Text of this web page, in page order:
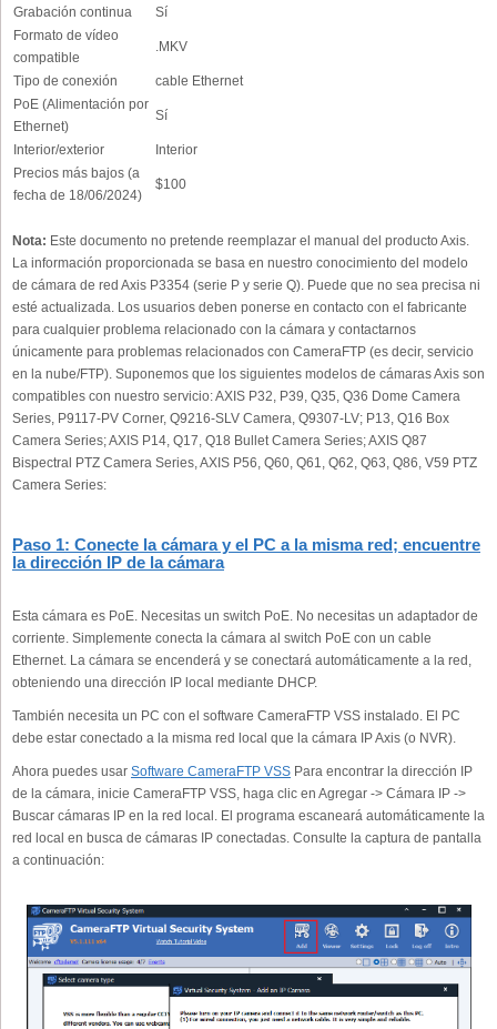
Grabación continua
Sí
Formato de vídeo
compatible
.MKV
Tipo de conexión
cable Ethernet
PoE (Alimentación por
Ethernet)
Sí
Interior/exterior
Interior
Precios más bajos (a
fecha de 18/06/2024)
$100
Nota: Este documento no pretende reemplazar el manual del producto Axis.
La información proporcionada se basa en nuestro conocimiento del modelo
de cámara de red Axis P3354 (serie P y serie Q). Puede que no sea precisa ni
esté actualizada. Los usuarios deben ponerse en contacto con el fabricante
para cualquier problema relacionado con la cámara y contactarnos
únicamente para problemas relacionados con CameraFTP (es decir, servicio
en la nube/FTP). Suponemos que los siguientes modelos de cámaras Axis son
compatibles con nuestro servicio: AXIS P32, P39, Q35, Q36 Dome Camera
Series, P9117-PV Corner, Q9216-SLV Camera, Q9307-LV; P13, Q16 Box
Camera Series; AXIS P14, Q17, Q18 Bullet Camera Series; AXIS Q87
Bispectral PTZ Camera Series, AXIS P56, Q60, Q61, Q62, Q63, Q86, V59 PTZ
Camera Series:
Paso 1: Conecte la cámara y el PC a la misma red; encuentre
la dirección IP de la cámara
Esta cámara es PoE. Necesitas un switch PoE. No necesitas un adaptador de
corriente. Simplemente conecta la cámara al switch PoE con un cable
Ethernet. La cámara se encenderá y se conectará automáticamente a la red,
obteniendo una dirección IP local mediante DHCP.
También necesita un PC con el software CameraFTP VSS instalado. El PC
debe estar conectado a la misma red local que la cámara IP Axis (o NVR).
Ahora puedes usar Software CameraFTP VSS Para encontrar la dirección IP
de la cámara, inicie CameraFTP VSS, haga clic en Agregar -> Cámara IP ->
Buscar cámaras IP en la red local. El programa escaneará automáticamente la
red local en busca de cámaras IP conectadas. Consulte la captura de pantalla
a continuación: